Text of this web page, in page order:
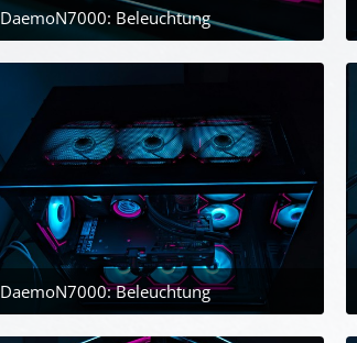
DaemoN7000: Beleuchtung
30. April 2024 um 21:45
DaemoN7000: Beleuchtung
30. April 2024 um 21:45